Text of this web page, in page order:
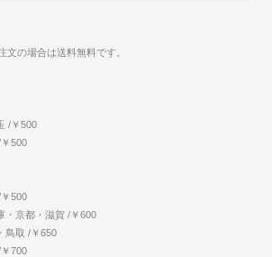
の場合は送料無料です。
/￥500
500
500
・京都・滋賀 /￥600
鳥取 /￥650
700